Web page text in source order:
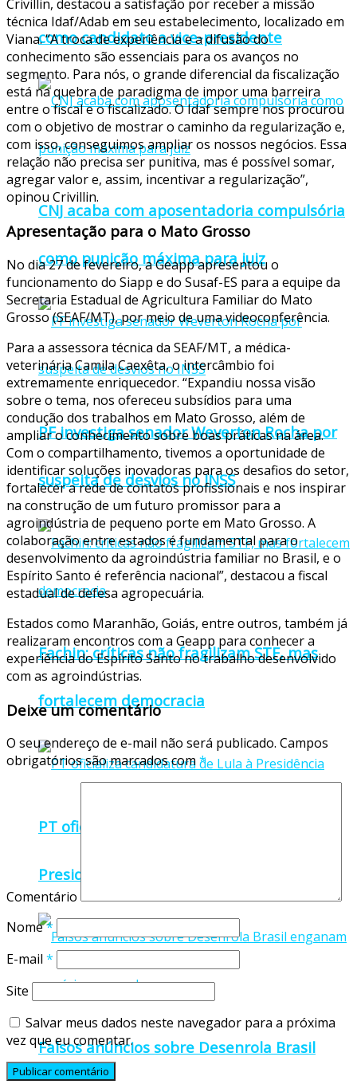
como candidato a vice-presidente
CNJ acaba com aposentadoria compulsória
como punição máxima para juiz
PF investiga senador Weverton Rocha por
suspeita de desvios no INSS
Fachin: críticas não fragilizam STF, mas
fortalecem democracia
PT oficializa candidatura de Lula à
Presidência
Falsos anúncios sobre Desenrola Brasil
Crivillin, destacou a satisfação por receber a missão
técnica Idaf/Adab em seu estabelecimento, localizado em
Viana. “A troca de experiência e a difusão do
conhecimento são essenciais para os avanços no
segmento. Para nós, o grande diferencial da fiscalização
está na quebra de paradigma de impor uma barreira
entre o fiscal e o fiscalizado. O Idaf sempre nos procurou
com o objetivo de mostrar o caminho da regularização e,
com isso, conseguimos ampliar os nossos negócios. Essa
relação não precisa ser punitiva, mas é possível somar,
agregar valor e, assim, incentivar a regularização”,
opinou Crivillin.
Apresentação para o Mato Grosso
No dia 27 de fevereiro, a Geapp apresentou o
funcionamento do Siapp e do Susaf-ES para a equipe da
Secretaria Estadual de Agricultura Familiar do Mato
Grosso (SEAF/MT), por meio de uma videoconferência.
Para a assessora técnica da SEAF/MT, a médica-
veterinária Camila Caexêta, o intercâmbio foi
extremamente enriquecedor. “Expandiu nossa visão
sobre o tema, nos ofereceu subsídios para uma
condução dos trabalhos em Mato Grosso, além de
ampliar o conhecimento sobre boas práticas na área.
Com o compartilhamento, tivemos a oportunidade de
identificar soluções inovadoras para os desafios do setor,
fortalecer a rede de contatos profissionais e nos inspirar
na construção de um futuro promissor para a
agroindústria de pequeno porte em Mato Grosso. A
colaboração entre estados é fundamental para o
desenvolvimento da agroindústria familiar no Brasil, e o
Espírito Santo é referência nacional”, destacou a fiscal
estadual de defesa agropecuária.
Estados como Maranhão, Goiás, entre outros, também já
realizaram encontros com a Geapp para conhecer a
experiência do Espírito Santo no trabalho desenvolvido
com as agroindústrias.
Deixe um comentário
O seu endereço de e-mail não será publicado. Campos
obrigatórios são marcados com*
Comentário
Nome*
E-mail *
Site
Salvar meus dados neste navegador para a próxima
vez que eu comentar.